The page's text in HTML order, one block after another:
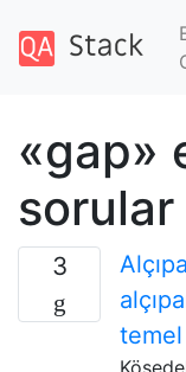
«gap»
sorular
3